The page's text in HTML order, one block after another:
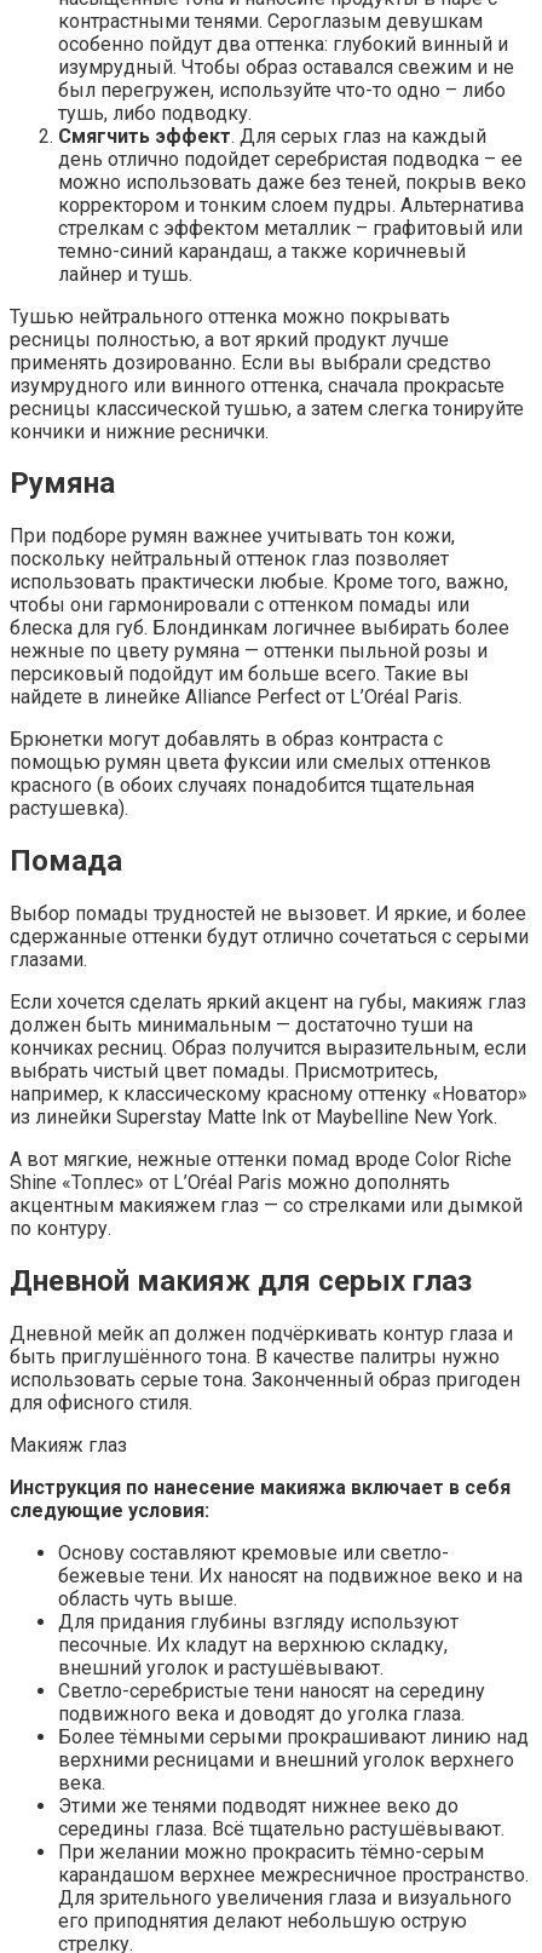
контрастными тенями. Сероглазым девушкам
особенно пойдут два оттенка: глубокий винный и
изумрудный. Чтобы образ оставался свежим и не
был перегружен, используйте что-то одно – либо
тушь, либо подводку.
Смягчить эффект. Для серых глаз на каждый
день отлично подойдет серебристая подводка – ее
можно использовать даже без теней, покрыв веко
корректором и тонким слоем пудры. Альтернатива
стрелкам с эффектом металлик – графитовый или
темно-синий карандаш, а также коричневый
лайнер и тушь.
Тушью нейтрального оттенка можно покрывать
ресницы полностью, а вот яркий продукт лучше
применять дозированно. Если вы выбрали средство
изумрудного или винного оттенка, сначала прокрасьте
ресницы классической тушью, а затем слегка тонируйте
кончики и нижние реснички.
Румяна
При подборе румян важнее учитывать тон кожи,
поскольку нейтральный оттенок глаз позволяет
использовать практически любые. Кроме того, важно,
чтобы они гармонировали с оттенком помады или
блеска для губ. Блондинкам логичнее выбирать более
нежные по цвету румяна — оттенки пыльной розы и
персиковый подойдут им больше всего. Такие вы
найдете в линейке Alliance Perfect от L’Oréal Paris.
Брюнетки могут добавлять в образ контраста с
помощью румян цвета фуксии или смелых оттенков
красного (в обоих случаях понадобится тщательная
растушевка).
Помада
Выбор помады трудностей не вызовет. И яркие, и более
сдержанные оттенки будут отлично сочетаться с серыми
глазами.
Если хочется сделать яркий акцент на губы, макияж глаз
должен быть минимальным — достаточно туши на
кончиках ресниц. Образ получится выразительным, если
выбрать чистый цвет помады. Присмотритесь,
например, к классическому красному оттенку «Новатор»
из линейки Superstay Matte Ink от Maybelline New York.
А вот мягкие, нежные оттенки помад вроде Color Riche
Shine «Топлес» от L’Oréal Paris можно дополнять
акцентным макияжем глаз — со стрелками или дымкой
по контуру.
Дневной макияж для серых глаз
Дневной мейк ап должен подчёркивать контур глаза и
быть приглушённого тона. В качестве палитры нужно
использовать серые тона. Законченный образ пригоден
для офисного стиля.
Макияж глаз
Инструкция по нанесение макияжа включает в себя
следующие условия:
Основу составляют кремовые или светло-
бежевые тени. Их наносят на подвижное веко и на
область чуть выше.
Для придания глубины взгляду используют
песочные. Их кладут на верхнюю складку,
внешний уголок и растушёвывают.
Светло-серебристые тени наносят на середину
подвижного века и доводят до уголка глаза.
Более тёмными серыми прокрашивают линию над
верхними ресницами и внешний уголок верхнего
века.
Этими же тенями подводят нижнее веко до
середины глаза. Всё тщательно растушёвывают.
При желании можно прокрасить тёмно-серым
карандашом верхнее межресничное пространство.
Для зрительного увеличения глаза и визуального
его приподнятия делают небольшую острую
стрелку.